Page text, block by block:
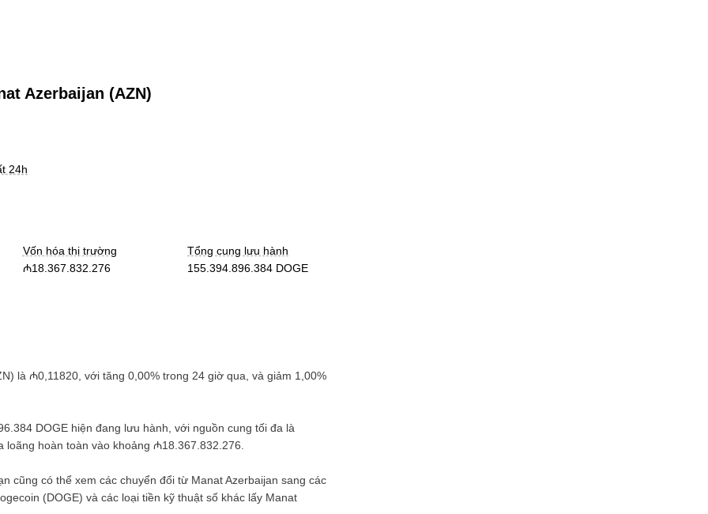
Azerbaijan (AZN)
24h
Vốn hóa thị trường
₼18.367.832.276
Tổng cung lưu hành
155.394.896.384 DOGE
) là ₼0,11820 , với tăng 0,00% trong 24 giờ qua, và giảm 1,00%
DOGE hiện đang lưu hành, với nguồn cung tối đa là
loãng hoàn toàn vào khoảng ₼18.367.832.276
cũng có thể xem các chuyển đổi từ Manat Azerbaijan sang các
(DOGE) và các loại tiền kỹ thuật số khác lấy Manat